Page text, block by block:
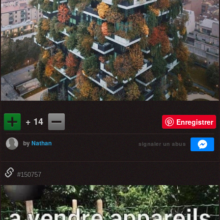
+ 14 Enregistrer
byNathan signaler un abus
#150757